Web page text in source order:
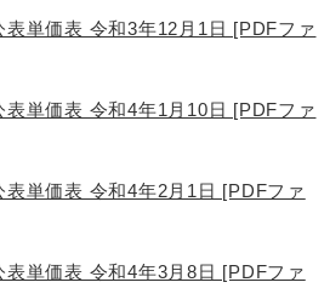
表単価表 令和3年12月1日 [PDFファ
表単価表 令和4年1月10日 [PDFファ
表単価表 令和4年2月1日 [PDFファ
表単価表 令和4年3月8日 [PDFファ